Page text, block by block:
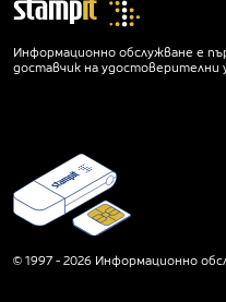
Информационно обслужване е
доставчик на удостоверителни
© 1997 - 2026 Информационно